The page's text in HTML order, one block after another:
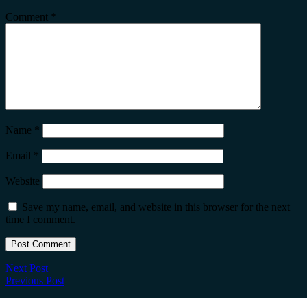
Comment *
Name *
Email *
Website
Save my name, email, and website in this browser for the next
time I comment.
Next Post
Previous Post